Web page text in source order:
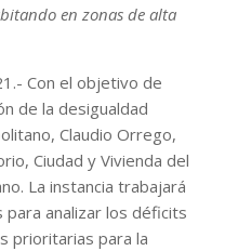
en zonas de alta
Con el objetivo de
de la desigualdad
Claudio Orrego,
Ciudad y Vivienda del
La instancia trabajará
analizar los déficits
prioritarias para la